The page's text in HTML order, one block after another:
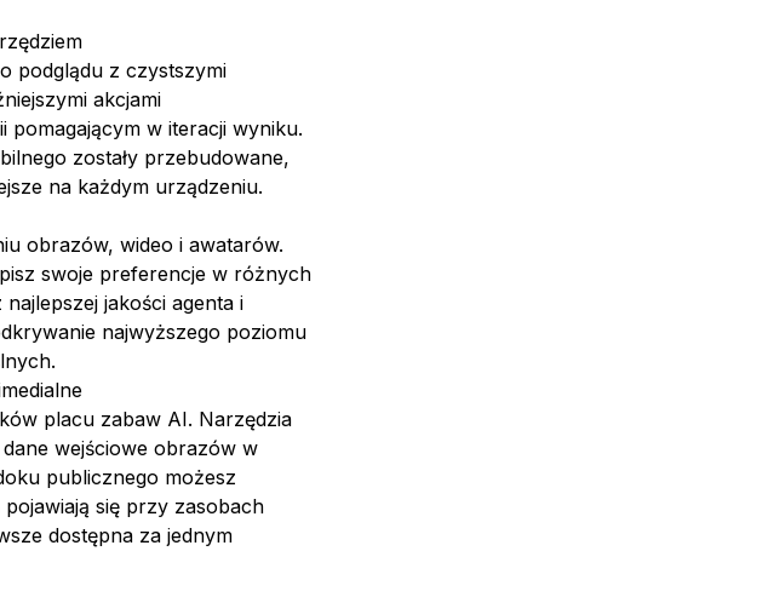
podglądu z czystszymi
akcjami
pomagającym w iteracji wyniku.
zostały przebudowane,
na każdym urządzeniu.
obrazów, wideo i awatarów.
swoje preferencje w różnych
jakości agenta i
najwyższego poziomu
placu zabaw AI. Narzędzia
wejściowe obrazów w
publicznego możesz
się przy zasobach
dostępna za jednym